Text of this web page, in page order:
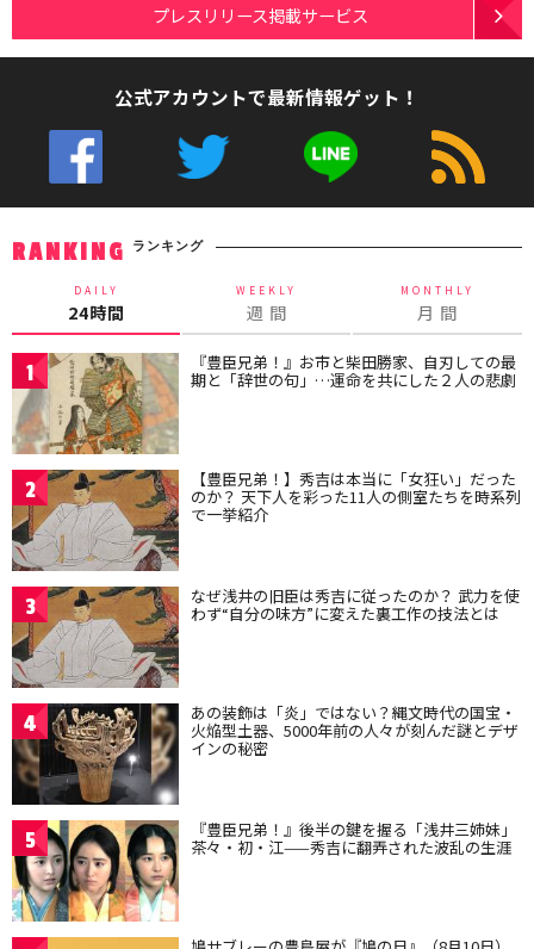
プレスリリース掲載サービス
公式アカウントで最新情報ゲット！
RANKING ランキング
DAILY
24時間
WEEKLY
週 間
MONTHLY
月 間
1 『豊臣兄弟！』お市と柴田勝家、自刃しての最
期と「辞世の句」…運命を共にした２人の悲劇
2 【豊臣兄弟！】秀吉は本当に「女狂い」だった
のか？ 天下人を彩った11人の側室たちを時系列
で一挙紹介
3 なぜ浅井の旧臣は秀吉に従ったのか？ 武力を使
わず“自分の味方”に変えた裏工作の技法とは
4 あの装飾は「炎」ではない？縄文時代の国宝・
火焔型土器、5000年前の人々が刻んだ謎とデザ
インの秘密
5 『豊臣兄弟！』後半の鍵を握る「浅井三姉妹」
茶々・初・江——秀吉に翻弄された波乱の生涯